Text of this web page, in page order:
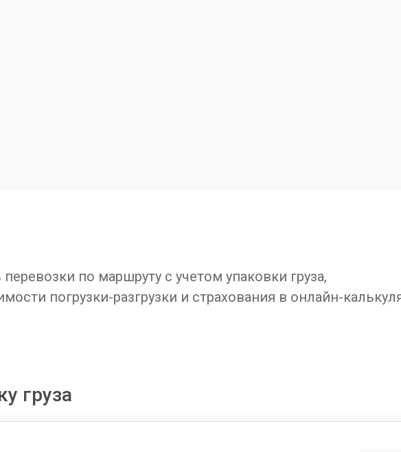
по маршруту с учетом упаковки груза,
погрузки-разгрузки и страхования в онлайн-
груза